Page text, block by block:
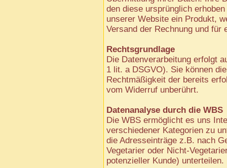
den diese ursprünglich
unserer Website ein Produkt,
Versand der Rechnung und für
Rechtsgrundlage
Die Datenverarbeitung erfolgt
1 lit. a DSGVO). Sie können
Rechtmäßigkeit der bereits
vom Widerruf unberührt.
Datenanalyse durch die WBS
Die WBS ermöglicht es uns
verschiedener Kategorien zu
die Adresseinträge z.B. nach
Vegetarier oder Nicht-
potenzieller Kunde) unterteilen.